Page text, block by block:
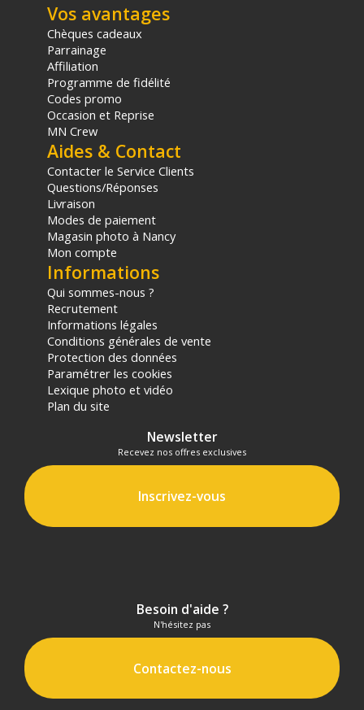
Garantie 6 ans
(1) Offre valable jusqu'au 31 Décembre 2030 à partir de 49 euros
d'achat, sur la base d'une expédition Chronopost 24H vers un point
relais situé en France continentale uniquement, valable uniquement
sur les produits de moins de 1m et moins de 20Kg.
(2) Sous réserve d'éligibilité.
(3) Nombre de points Fidélité estimés, hors remises au panier, basé
panier.
Vos avantages
Chèques cadeaux
Parrainage
Affiliation
Programme de fidélité
Codes promo
Occasion et Reprise
MN Crew
Aides & Contact
Contacter le Service Clients
Questions/Réponses
Livraison
Modes de paiement
Magasin photo à Nancy
Mon compte
Informations
Qui sommes-nous ?
Recrutement
Informations légales
Conditions générales de vente
Protection des données
Paramétrer les cookies
Lexique photo et vidéo
Plan du site
Newsletter
Recevez nos offres exclusives
Inscrivez-vous
Besoin d'aide ?
N'hésitez pas
Contactez-nous